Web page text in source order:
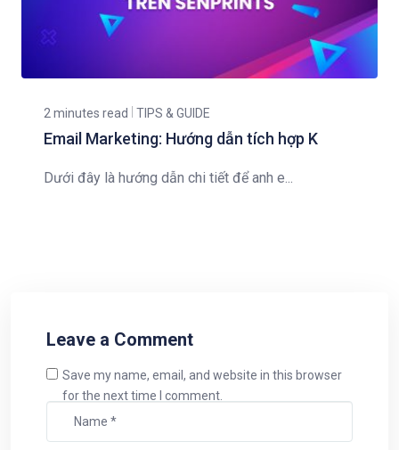
2 minutes read TIPS & GUIDE
Email Marketing: Hướng dẫn tích hợp K
Dưới đây là hướng dẫn chi tiết để anh e...
Leave a Comment
Save my name, email, and website in this browser
for the next time I comment.